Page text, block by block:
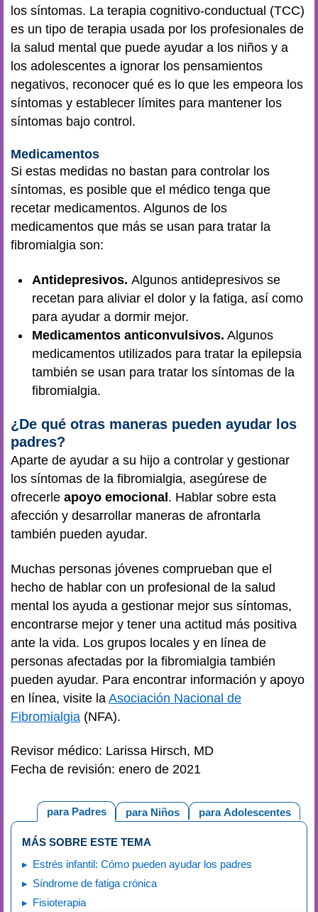
los síntomas. La terapia cognitivo-conductual (TCC)
es un tipo de terapia usada por los profesionales de
la salud mental que puede ayudar a los niños y a
los adolescentes a ignorar los pensamientos
negativos, reconocer qué es lo que les empeora los
síntomas y establecer límites para mantener los
síntomas bajo control.
Medicamentos
Si estas medidas no bastan para controlar los
síntomas, es posible que el médico tenga que
recetar medicamentos. Algunos de los
medicamentos que más se usan para tratar la
fibromialgia son:
Antidepresivos. Algunos antidepresivos se
recetan para aliviar el dolor y la fatiga, así como
para ayudar a dormir mejor.
Medicamentos anticonvulsivos. Algunos
medicamentos utilizados para tratar la epilepsia
también se usan para tratar los síntomas de la
fibromialgia.
¿De qué otras maneras pueden ayudar los
padres?
Aparte de ayudar a su hijo a controlar y gestionar
los síntomas de la fibromialgia, asegúrese de
ofrecerle apoyo emocional . Hablar sobre esta
afección y desarrollar maneras de afrontarla
también pueden ayudar.
Muchas personas jóvenes comprueban que el
hecho de hablar con un profesional de la salud
mental los ayuda a gestionar mejor sus síntomas,
encontrarse mejor y tener una actitud más positiva
ante la vida. Los grupos locales y en línea de
personas afectadas por la fibromialgia también
pueden ayudar. Para encontrar información y apoyo
en línea, visite la Asociación Nacional de
Fibromialgia (NFA).
Revisor médico: Larissa Hirsch, MD
Fecha de revisión: enero de 2021
para Adolescentes
para Niños
para Padres
MÁS SOBRE ESTE TEMA
Estrés infantil: Cómo pueden ayudar los padres
Síndrome de fatiga crónica
Fisioterapia